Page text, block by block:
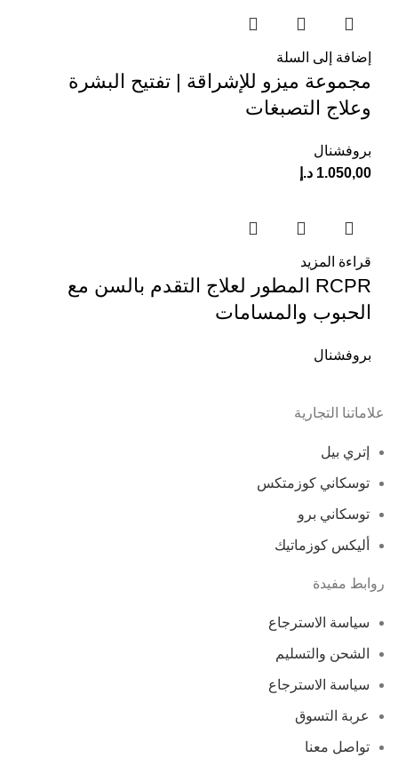
إضافة إلى السلة
مجموعة ميزو للإشراقة | تفتيح البشرة
وعلاج التصبغات
بروفشنال
1.050,00 د.إ
قراءة المزيد
RCPR المطور لعلاج التقدم بالسن مع
الحبوب والمسامات
بروفشنال
علاماتنا التجارية
إتري بيل
توسكاني كوزمتكس
توسكاني برو
أليكس كوزماتيك
روابط مفيدة
سياسة الاسترجاع
الشحن والتسليم
سياسة الاسترجاع
عربة التسوق
تواصل معنا